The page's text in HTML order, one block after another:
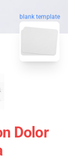
blank template
Dolor